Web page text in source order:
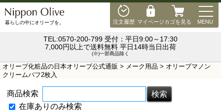
注文履歴 マイページカゴを見る MENU
暮らしの中にオリーブを。
TEL:0570-200-799 受付：平日9:00～17:30
7,000円以上で送料無料 平日14時当日出荷
(※)一部商品除く
オリーブ化粧品の日本オリーブ公式通販 > メーク用品 > オリーブマノン
クリームパフ2枚入
商品検索
在庫ありのみ検索